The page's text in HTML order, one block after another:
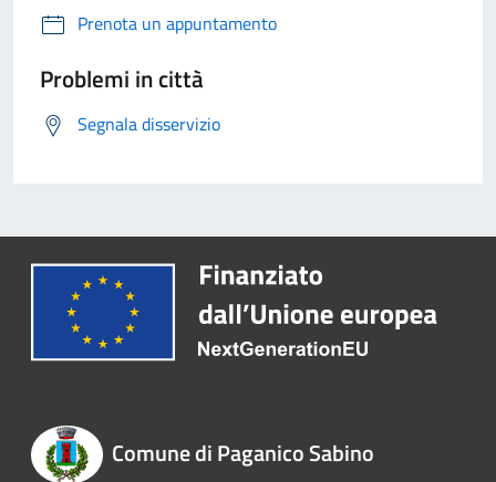
Prenota un appuntamento
Problemi in città
Segnala disservizio
Comune di Paganico Sabino